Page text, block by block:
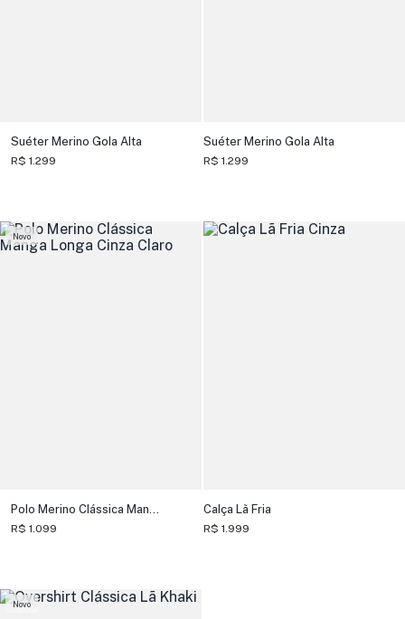
Suéter Merino Gola Alta
R$ 1.299
Suéter Merino Gola Alta
R$ 1.299
Novo
Polo Merino Clássica Manga Longa
R$ 1.099
Calça Lã Fria
R$ 1.999
Novo